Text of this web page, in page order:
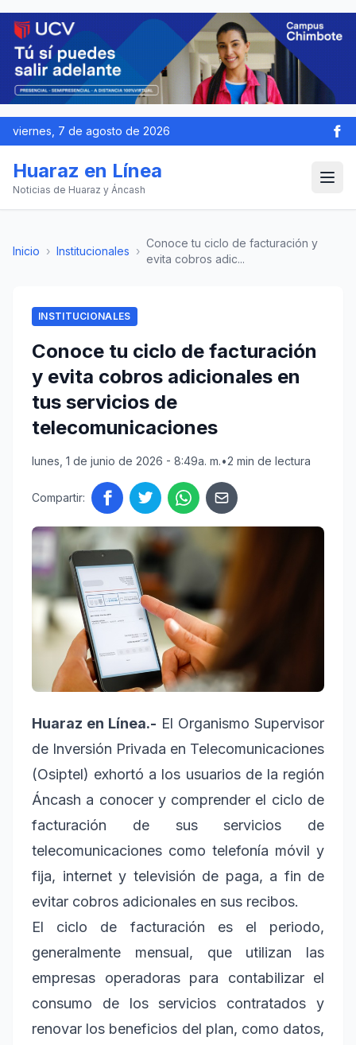
viernes, 7 de agosto de 2026
Huaraz en Línea
Noticias de Huaraz y Áncash
Inicio › Institucionales ›
Conoce tu ciclo de facturación y
evita cobros adic...
INSTITUCIONALES
Conoce tu ciclo de facturación
y evita cobros adicionales en
tus servicios de
telecomunicaciones
lunes, 1 de junio de 2026 - 8:49a. m.•2 min de lectura
Compartir:
Huaraz en Línea.- El Organismo Supervisor
de Inversión Privada en Telecomunicaciones
(Osiptel) exhortó a los usuarios de la región
Áncash a conocer y comprender el ciclo de
facturación de sus servicios de
telecomunicaciones como telefonía móvil y
fija, internet y televisión de paga, a fin de
evitar cobros adicionales en sus recibos.
El ciclo de facturación es el periodo,
generalmente mensual, que utilizan las
empresas operadoras para contabilizar el
consumo de los servicios contratados y
renovar los beneficios del plan, como datos,